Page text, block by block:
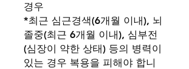
경우
*최근 심근경색(6개월 이내), 뇌
졸중(최근 6개월 이내), 심부전
(심장이 약한 상태) 등의 병력이
있는 경우 복용을 피해야 합니